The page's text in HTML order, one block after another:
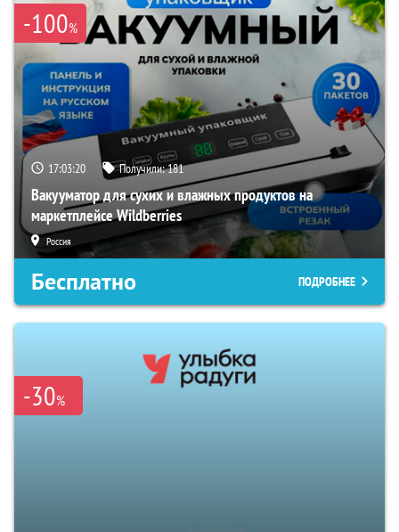
-100%
17:03:19 Получили:181
Вакууматор для сухих и влажных продуктов на
маркетплейсе Wildberries
Россия
Бесплатно ПОДРОБНЕЕ
-30%